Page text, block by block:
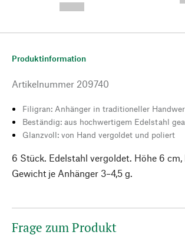
Produktinformation
Artikelnummer 209740
Filigran: Anhänger in traditioneller
Beständig: aus hochwertigem Edelstahl
Glanzvoll: von Hand vergoldet und poliert
6 Stück. Edelstahl vergoldet. Höhe 6 cm,
Gewicht je Anhänger 3–4,5 g.
Frage zum Produkt